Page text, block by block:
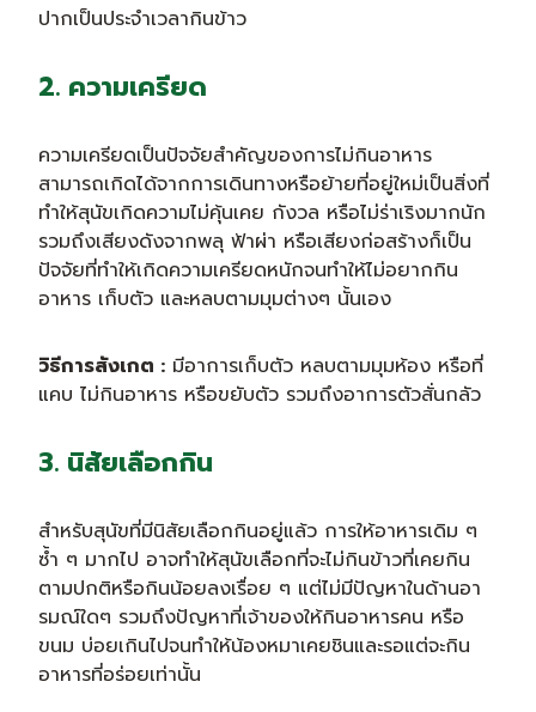
ปากเป็นประจำเวลากินข้าว
2. ความเครียด
ความเครียดเป็นปัจจัยสำคัญของการไม่กินอาหาร
สามารถเกิดได้จากการเดินทางหรือย้ายที่อยู่ใหม่เป็นสิ่งที่
ทำให้สุนัขเกิดความไม่คุ้นเคย กังวล หรือไม่ร่าเริงมากนัก
รวมถึงเสียงดังจากพลุ ฟ้าผ่า หรือเสียงก่อสร้างก็เป็น
ปัจจัยที่ทำให้เกิดความเครียดหนักจนทำให้ไม่อยากกิน
อาหาร เก็บตัว และหลบตามมุมต่างๆ นั้นเอง
วิธีการสังเกต : มีอาการเก็บตัว หลบตามมุมห้อง หรือที่
แคบ ไม่กินอาหาร หรือขยับตัว รวมถึงอาการตัวสั่นกลัว
3. นิสัยเลือกกิน
สำหรับสุนัขที่มีนิสัยเลือกกินอยู่แล้ว การให้อาหารเดิม ๆ
ซ้ำ ๆ มากไป อาจทำให้สุนัขเลือกที่จะไม่กินข้าวที่เคยกิน
ตามปกติหรือกินน้อยลงเรื่อย ๆ แต่ไม่มีปัญหาในด้านอา
รมณ์ใดๆ รวมถึงปัญหาที่เจ้าของให้กินอาหารคน หรือ
ขนม บ่อยเกินไปจนทำให้น้องหมาเคยชินและรอแต่จะกิน
อาหารที่อร่อยเท่านั้น